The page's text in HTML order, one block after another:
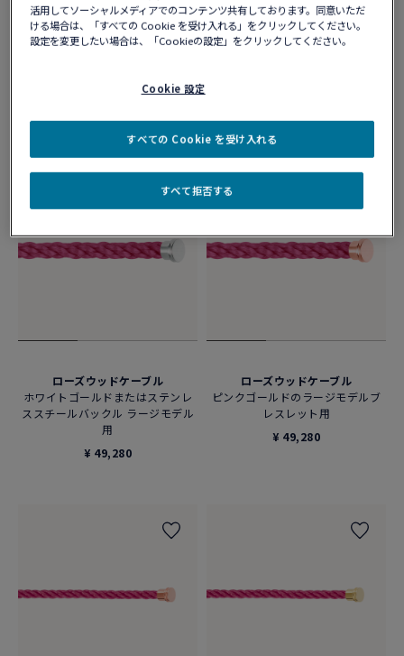
ルブレスレット用
ローズウッドケーブル
ホワイトゴールドまたはステンレ
ススチールバックル ラージモデル
用
¥ 49,280
ローズウッドケーブル
ピンクゴールドのラージモデルブ
レスレット用
¥ 49,280
活用してソーシャルメディアでのコンテンツ共有しております。同意いただ
ける場合は、「すべての Cookie を受け入れる」をクリックしてください。
設定を変更したい場合は、「Cookieの設定」をクリックしてください。
Cookie 設定
すべて拒否する
すべての Cookie を受け入れる